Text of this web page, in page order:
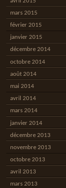
mars 2015
février 2015
janvier 2015
décembre 2014
octobre 2014
août 2014
mai 2014
avril 2014
mars 2014
janvier 2014
décembre 2013
novembre 2013
octobre 2013
avril 2013
mars 2013